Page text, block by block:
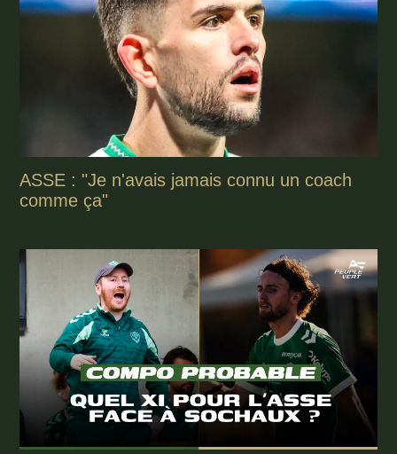
ASSE : "Je n'avais jamais connu un coach
comme ça"